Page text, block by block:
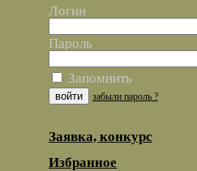
Логин
Пароль
Запомнить
забыли пароль ?
Заявка, конкурс
Избранное